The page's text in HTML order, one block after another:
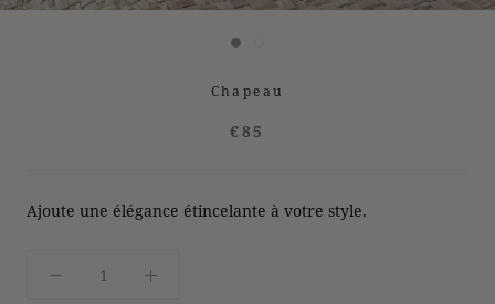
Chapeau
€85
Ajoute une élégance étincelante à votre style.